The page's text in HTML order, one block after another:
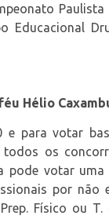
Paulista
Educacional
Hélio
e para votar
os
pode votar uma
por não
Físico ou T.